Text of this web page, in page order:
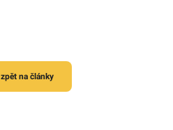
zpět na články